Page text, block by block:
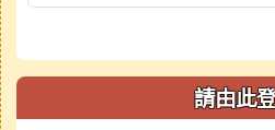
請由此